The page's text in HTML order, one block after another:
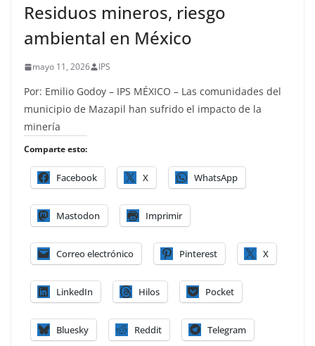
Residuos mineros, riesgo
ambiental en México
mayo 11, 2026 IPS
Por: Emilio Godoy – IPS MÉXICO – Las comunidades del
municipio de Mazapil han sufrido el impacto de la
minería
Comparte esto:
Facebook X WhatsApp
Mastodon Imprimir
Correo electrónico Pinterest X
LinkedIn Hilos Pocket
Bluesky Reddit Telegram